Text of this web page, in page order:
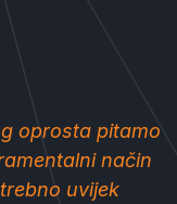
oprosta pitamo
način
uvijek